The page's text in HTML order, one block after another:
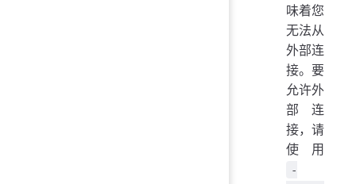
味着您
无法从
外部连
接。要
允许外
部连
接，请
使用
-